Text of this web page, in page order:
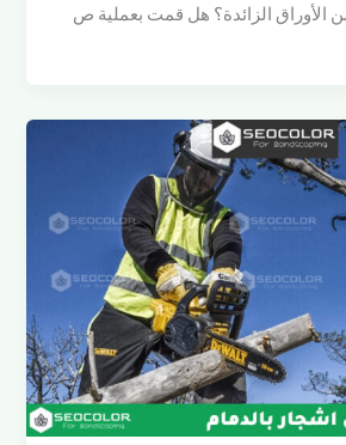
الأوراق الزائدة؟ هل قمت بعملية ص